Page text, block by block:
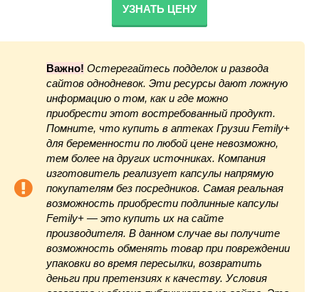
УЗНАТЬ ЦЕНУ
Важно! Остерегайтесь подделок и развода
сайтов однодневок. Эти ресурсы дают ложную
информацию о том, как и где можно
приобрести этот востребованный продукт.
Помните, что купить в аптеках Грузии Femily+
для беременности по любой цене невозможно,
тем более на других источниках. Компания
изготовитель реализует капсулы напрямую
покупателям без посредников. Самая реальная
возможность приобрести подлинные капсулы
Femily+ — это купить их на сайте
производителя. В данном случае вы получите
возможность обменять товар при повреждении
упаковки во время пересылки, возвратить
деньги при претензиях к качеству. Условия